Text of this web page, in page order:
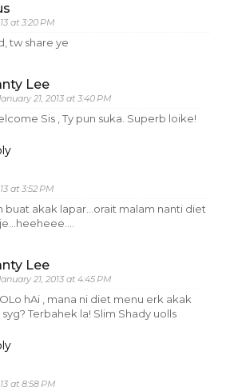
at 3:20 PM
tw share ye
Lee
21, 2013 at 3:40 PM
Sis , Ty pun suka. Superb loike!
at 3:52 PM
buat akak lapar...orait malam nanti diet
Lee
21, 2013 at 4:45 PM
hAi , mana ni diet menu erk akak
syg? Terbahek la! Slim Shady uolls
at 8:58 PM